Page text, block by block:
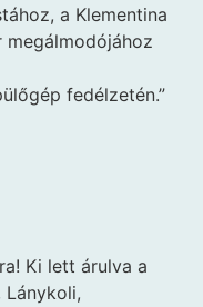
a Klementina
fedélzetén.”
Ki lett árulva a
Lánykoli,